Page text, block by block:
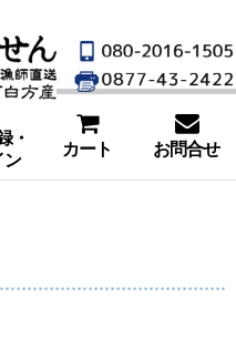
・
ン
カート お問合せ